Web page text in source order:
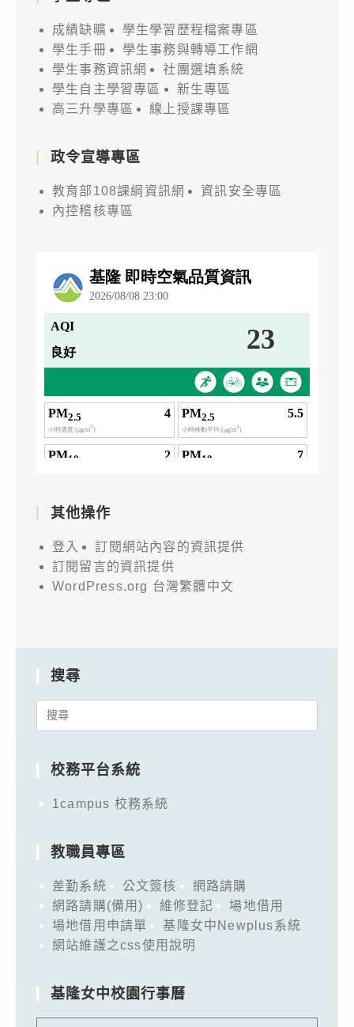
成績缺曠
學生學習歷程檔案專區
學生手冊
學生事務與轉導工作網
學生事務資訊網
社團選填系統
學生自主學習專區
新生專區
高三升學專區
線上授課專區
政令宣導專區
教育部108課綱資訊網
資訊安全專區
內控稽核專區
其他操作
登入
訂閱網站內容的資訊提供
訂閱留言的資訊提供
WordPress.org 台灣繁體中文
搜尋
Search
校務平台系統
1campus 校務系統
教職員專區
差勤系統 公文簽核
網路請購
網路請購(備用)
維修登記
場地借用
場地借用申請單
基隆女中Newplus系統
網站維護之css使用說明
基隆女中校園行事曆